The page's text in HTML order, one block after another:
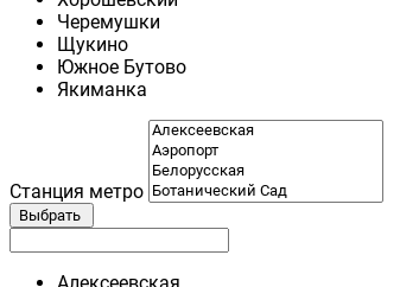
Черемушки
Щукино
Южное Бутово
Якиманка
Станция метро
Выбрать